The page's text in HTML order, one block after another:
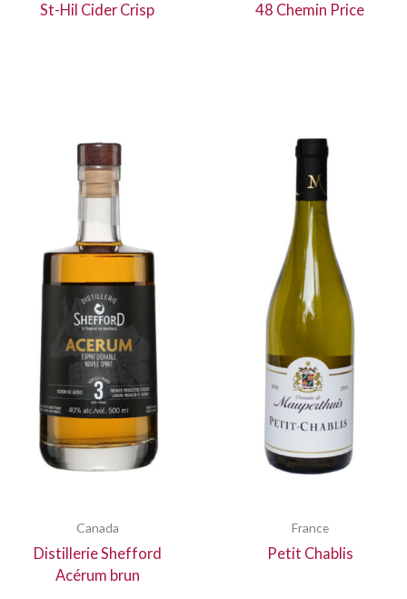
St-Hil Cider Crisp 48 Chemin Price
Canada
Distillerie Shefford
Acérum brun
France
Petit Chablis